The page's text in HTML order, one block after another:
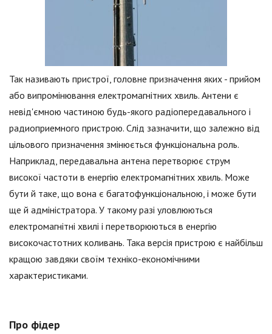
Так називають пристрої, головне призначення яких - прийом
або випромінювання електромагнітних хвиль. Антени є
невід'ємною частиною будь-якого радіопередавального і
радиоприемного пристрою. Слід зазначити, що залежно від
цільового призначення змінюється функціональна роль.
Наприклад, передавальна антена перетворює струм
високої частоти в енергію електромагнітних хвиль. Може
бути й таке, що вона є багатофункціональною, і може бути
ще й адміністратора. У такому разі уловлюються
електромагнітні хвилі і перетворюються в енергію
високочастотних коливань. Така версія пристрою є найбільш
кращою завдяки своїм техніко-економічними
характеристиками.
Про фідер